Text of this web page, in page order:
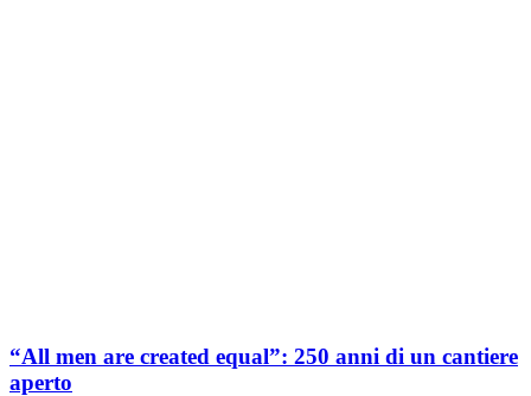
“All men are created equal”: 250 anni di un cantiere
aperto